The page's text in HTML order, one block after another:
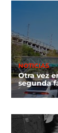
NOTICIAS
Otra vez
segunda